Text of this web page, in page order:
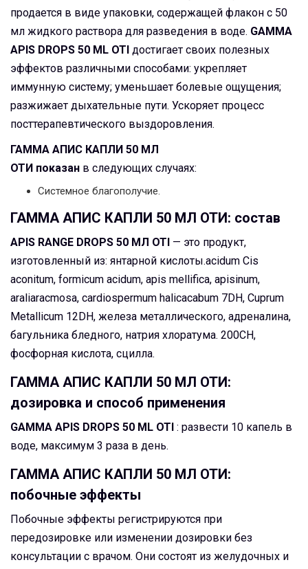
продается в виде упаковки, содержащей флакон с 50
мл жидкого раствора для разведения в воде. GAMMA
APIS DROPS 50 ML OTI достигает своих полезных
эффектов различными способами: укрепляет
иммунную систему; уменьшает болевые ощущения;
разжижает дыхательные пути. Ускоряет процесс
посттерапевтического выздоровления.
ГАММА АПИС КАПЛИ 50 МЛ
ОТИ показан в следующих случаях:
Системное благополучие.
ГАММА АПИС КАПЛИ 50 МЛ ОТИ: состав
APIS RANGE DROPS 50 МЛ OTI — это продукт,
изготовленный из: янтарной кислоты.acidum Cis
aconitum, formicum acidum, apis mellifica, apisinum,
araliaracmosa, cardiospermum halicacabum 7DH, Cuprum
Metallicum 12DH, железа металлического, адреналина,
багульника бледного, натрия хлоратума. 200CH,
фосфорная кислота, сцилла.
ГАММА АПИС КАПЛИ 50 МЛ ОТИ:
дозировка и способ применения
GAMMA APIS DROPS 50 ML OTI : развести 10 капель в
воде, максимум 3 раза в день.
ГАММА АПИС КАПЛИ 50 МЛ ОТИ:
побочные эффекты
Побочные эффекты регистрируются при
передозировке или изменении дозировки без
консультации с врачом. Они состоят из желудочных и